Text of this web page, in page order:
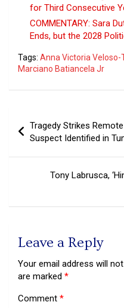
for Third Consecutive
COMMENTARY: Sara
Ends, but the 2028
Tags: Anna Victoria Veloso-
Marciano Batiancela Jr
navigation
Tragedy Strikes
Suspect Identified in
Tony Labrusca,
Leave a Reply
Your email address will
are marked *
Comment *